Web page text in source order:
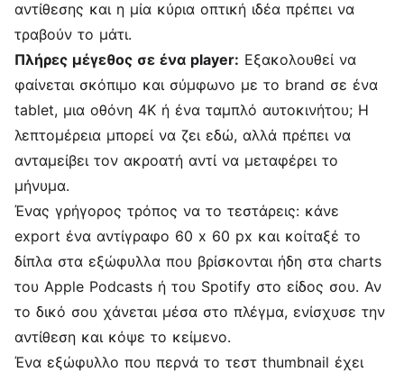
αντίθεσης και η μία κύρια οπτική ιδέα πρέπει να
τραβούν το μάτι.
Πλήρες μέγεθος σε ένα player: Εξακολουθεί να
φαίνεται σκόπιμο και σύμφωνο με το brand σε ένα
tablet, μια οθόνη 4K ή ένα ταμπλό αυτοκινήτου; Η
λεπτομέρεια μπορεί να ζει εδώ, αλλά πρέπει να
ανταμείβει τον ακροατή αντί να μεταφέρει το
μήνυμα.
Ένας γρήγορος τρόπος να το τεστάρεις: κάνε
export ένα αντίγραφο 60 x 60 px και κοίταξέ το
δίπλα στα εξώφυλλα που βρίσκονται ήδη στα charts
του Apple Podcasts ή του Spotify στο είδος σου. Αν
το δικό σου χάνεται μέσα στο πλέγμα, ενίσχυσε την
αντίθεση και κόψε το κείμενο.
Ένα εξώφυλλο που περνά το τεστ thumbnail έχει